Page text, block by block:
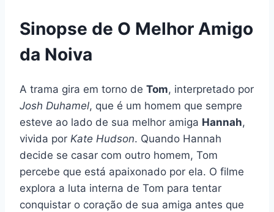
Sinopse de O Melhor Amigo
da Noiva
A trama gira em torno de Tom, interpretado por
Josh Duhamel, que é um homem que sempre
esteve ao lado de sua melhor amiga Hannah,
vivida por Kate Hudson. Quando Hannah
decide se casar com outro homem, Tom
percebe que está apaixonado por ela. O filme
explora a luta interna de Tom para tentar
conquistar o coração de sua amiga antes que